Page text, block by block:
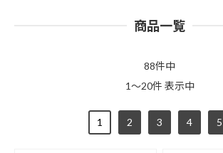
商品一覧
88件中
1～20件 表示中
1 2 3 4 5